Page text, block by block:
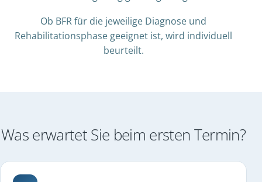
Ob BFR für die jeweilige Diagnose und
Rehabilitationsphase geeignet ist, wird individuell
beurteilt.
Was erwartet Sie beim ersten Termin?